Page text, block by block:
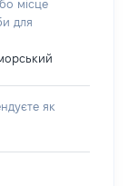
місце
для
як